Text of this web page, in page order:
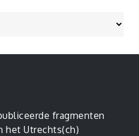
fragmenten
het Utrechts(ch)